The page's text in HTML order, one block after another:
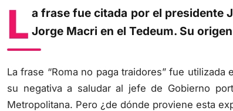
L a frase fue citada por el presidente
Jorge Macri en el Tedeum. Su
La frase “Roma no paga traidores” fue
su negativa a saludar al jefe de Gobierno
Metropolitana. Pero ¿de dónde proviene esta